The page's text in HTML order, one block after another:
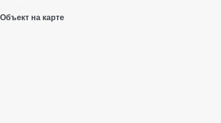
Объект на карте